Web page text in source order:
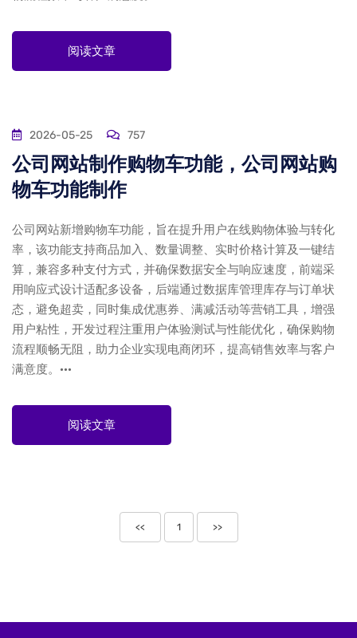
阅读文章
2026-05-25 757
公司网站制作购物车功能，公司网站购
物车功能制作
公司网站新增购物车功能，旨在提升用户在线购物体验与转化
率，该功能支持商品加入、数量调整、实时价格计算及一键结
算，兼容多种支付方式，并确保数据安全与响应速度，前端采
用响应式设计适配多设备，后端通过数据库管理库存与订单状
态，避免超卖，同时集成优惠券、满减活动等营销工具，增强
用户粘性，开发过程注重用户体验测试与性能优化，确保购物
流程顺畅无阻，助力企业实现电商闭环，提高销售效率与客户
满意度。···
阅读文章
<< 1 >>